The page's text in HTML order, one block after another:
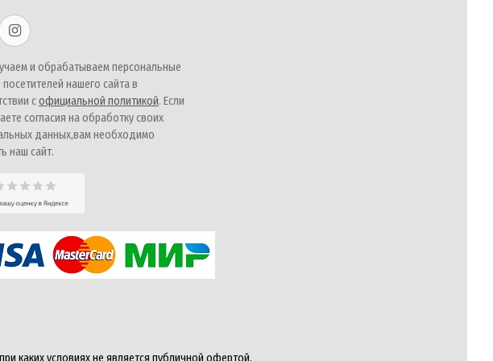
и обрабатываем персональные
нашего сайта в
софициальной политикой. Если
согласия на обработку своих
данных,вам необходимо
наш сайт.
каких условиях не является публичной офертой,